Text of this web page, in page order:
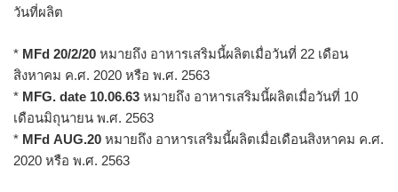
วันที่ผลิต
* MFd 20/2/20 หมายถึง อาหารเสริมนี้ผลิตเมื่อวันที่ 22 เดือน
สิงหาคม ค.ศ. 2020 หรือ พ.ศ. 2563
* MFG. date 10.06.63 หมายถึง อาหารเสริมนี้ผลิตเมื่อวันที่ 10
เดือนมิถุนายน พ.ศ. 2563
* MFd AUG.20 หมายถึง อาหารเสริมนี้ผลิตเมื่อเดือนสิงหาคม ค.ศ.
2020 หรือ พ.ศ. 2563